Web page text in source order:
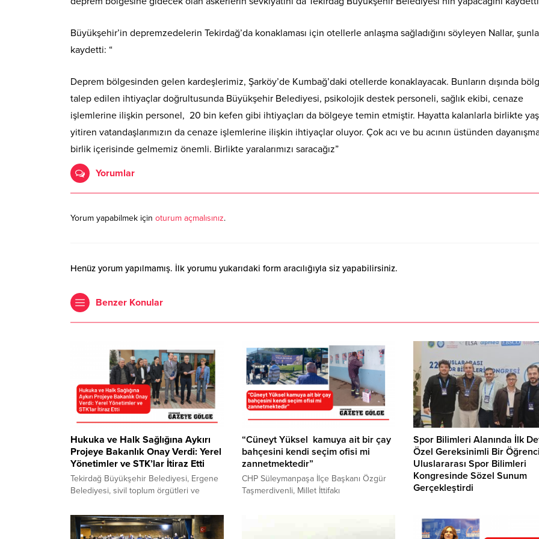
Büyükşehir’in depremzedelerin Tekirdağ’da konaklaması için otellerle anlaşma sağladığını söyleyen Nallar,
kaydetti: “
Deprem bölgesinden gelen kardeşlerimiz, Şarköy’de Kumbağ’daki otellerde konaklayacak. Bunların dışında
talep edilen ihtiyaçlar doğrultusunda Büyükşehir Belediyesi, psikolojik destek personeli, sağlık ekibi, cenaze
işlemlerine ilişkin personel, 20 bin kefen gibi ihtiyaçları da bölgeye temin etmiştir. Hayatta kalanlarla birlikte
yitiren vatandaşlarımızın da cenaze işlemlerine ilişkin ihtiyaçlar oluyor. Çok acı ve bu acının üstünden
birlik içerisinde gelmemiz önemli. Birlikte yaralarımızı saracağız”
Yorumlar
Yorum yapabilmek için oturum açmalısınız.
Henüz yorum yapılmamış. İlk yorumu yukarıdaki form aracılığıyla siz yapabilirsiniz.
Benzer Konular
Hukuka ve Halk Sağlığına Aykırı
Projeye Bakanlık Onay Verdi: Yerel
Yönetimler ve STK’lar İtiraz Etti
Tekirdağ Büyükşehir Belediyesi, Ergene
Belediyesi, sivil toplum örgütleri ve
topraklarına yapılması planlanan Plastik
İhtisas Organize Sanayi Bölgesi’ne
“Cüneyt Yüksel kamuya ait bir çay
bahçesini kendi seçim ofisi mi
zannetmektedir”
CHP Süleymanpaşa İlçe Başkanı Özgür
Taşmerdivenli, Millet İttifakı
Spor Bilimleri Alanında İlk
Özel Gereksinimli Bir Öğrenci
Uluslararası Spor Bilimleri
Kongresinde Sözel Sunum
Gerçekleştirdi
Spor Bilimleri Kongresi, Tekirdağ